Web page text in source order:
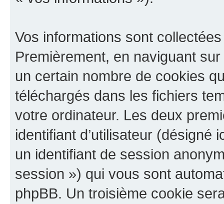
Vos informations sont
Premièrement, en naviguant
un certain nombre de cookies
téléchargés dans les fichiers
votre ordinateur. Les deux
identifiant d’utilisateur (désigné
un identifiant de session
session ») qui vous sont
phpBB. Un troisième cookie